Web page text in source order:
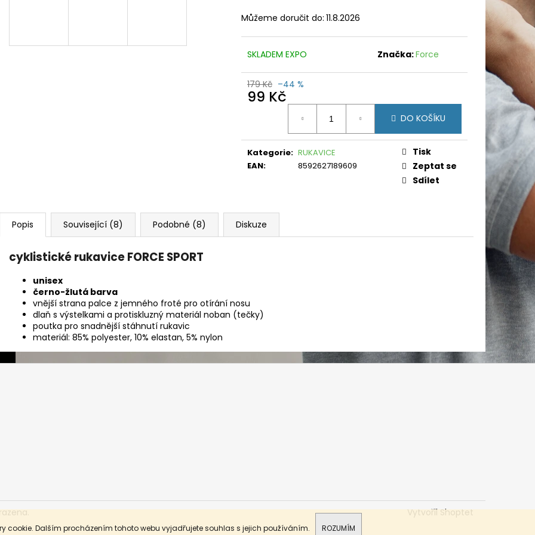
cookie. Dalším procházením tohoto webu vyjadřujete souhlas s jejich používáním. ROZUMÍM
Můžeme doručit do: 11.8.2026
SKLADEM EXPO Značka:Force
179 Kč –44 %
99 Kč
DO KOŠÍKU
Kategorie: RUKAVICE
EAN: 8592627189609
Tisk
Zeptat se
Sdílet
Popis Související (8) Podobné (8) Diskuze
cyklistické rukavice FORCE SPORT
unisex
černo-žlutá barva
vnější strana palce z jemného froté pro otírání nosu
dlaň s výstelkami a protiskluzný materiál noban (tečky)
poutka pro snadnější stáhnutí rukavic
materiál: 85% polyester, 10% elastan, 5% nylon
Vytvořil Shoptet